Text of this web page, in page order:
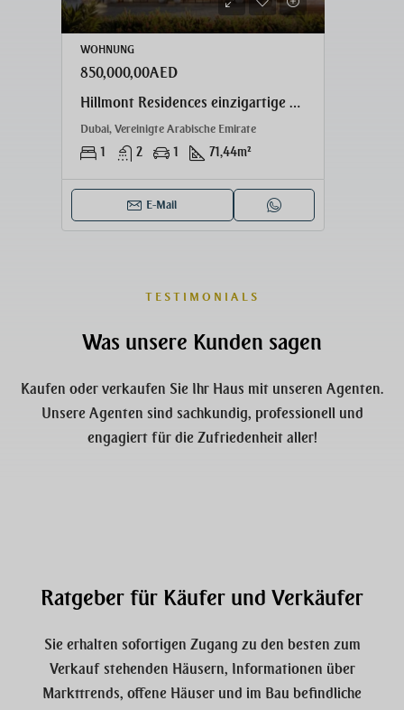
WOHNUNG
2,716,828,00AED
ELLINGTON The Crestmark tolle 1 Zimmer Wohnung
Dubai, Vereinigte Arabische Emirate
1 2 1 103m²
TESTIMONIALS
Was unsere Kunden sagen
Kaufen oder verkaufen Sie Ihr Haus mit unseren Agenten.
Unsere Agenten sind sachkundig, professionell und
engagiert für die Zufriedenheit aller!
Ratgeber für Käufer und Verkäufer
Sie erhalten sofortigen Zugang zu den besten zum
Verkauf stehenden Häusern, Informationen über
Markttrends, offene Häuser und im Bau befindliche